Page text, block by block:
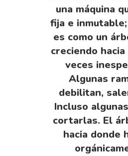
una máquina
fija e
es como un
creciendo
veces
Algunas
debilitan,
Incluso
cortarlas. El
hacia donde